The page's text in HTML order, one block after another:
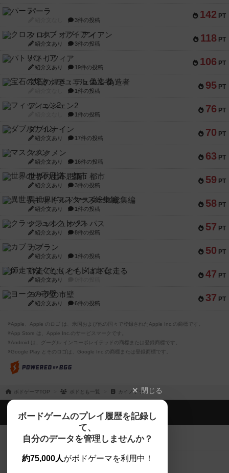
142 PT
パーラ
3件の投稿
118 PT
クロス・オブ・アイアン
紹介文あり 3件の投稿
106 PT
パトリツィア
紹介文あり 19件の投稿
95 PT
宝石の煌き：デュエル 偽造者
1件の投稿
76 PT
フィッシェン2
1件の投稿
70 PT
ダブルナイン
紹介文あり 17件の投稿
63 PT
マスクメン
紹介文あり 16件の投稿
59 PT
世界の七不思議：都市
紹介文あり 3件の投稿
58 PT
異世界ギルドマスターズ総集編
紹介文あり 1件の投稿
57 PT
クラッシュオクトパス
紹介文あり 8件の投稿
50 PT
カブラン
紹介文あり 1件の投稿
47 PT
師走でなくともメイドは走る
紹介文あり
37 PT
ヨークの市壁
紹介文あり 6件の投稿
※Apple、Apple のロゴ は、米国および他の国々で登録されたApple Inc.の商標です。
※App Store は、Apple Inc.のサービスマークです。
※Android は、グーグル インコーポレイテッドの商標または登録商標です。
※Google Play とそのロゴは、Google Inc.の商標または登録商標です。
ボドゲーマTOP ボドとも一覧 カイノソラ閉じる
ボードゲームのプレイ履歴を記録し
て、
自分のデータを管理しませんか？
約75,000人がボドゲーマを利用中！
ボドゲーマTOP
ボードゲームを検索する
ボードゲームの新着レビュー